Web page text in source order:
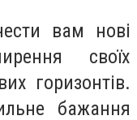
вам нові
своїх
горизонтів.
бажання